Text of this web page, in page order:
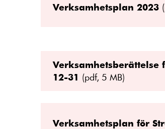
Verksamhetsplan 2023
Verksamhetsberättelse
12-31 (pdf, 5 MB)
Verksamhetsplan för